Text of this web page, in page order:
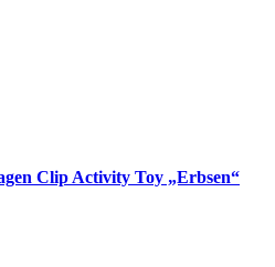
Clip Activity Toy „Erbsen“